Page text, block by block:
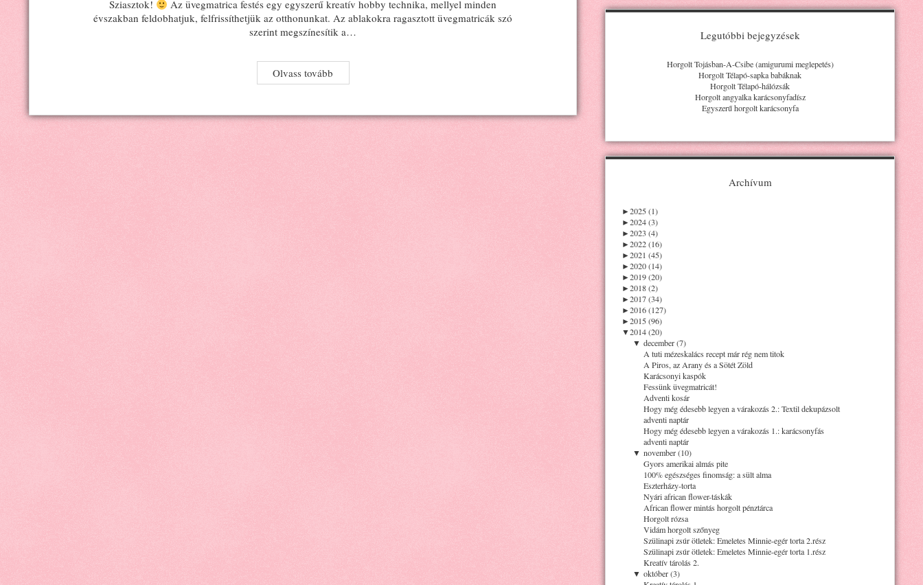
Sziasztok!
Az üvegmatrica festés egy egyszerű kreatív hobby technika, mellyel minden
évszakban feldobhatjuk, felfrissíthetjük az otthonunkat. Az ablakokra ragasztott üvegmatricák szó
szerint megszínesítik a…
Olvass tovább
üvegmatricát!
Legutóbbi bejegyzések
Horgolt Tojásban-A-Csibe (amigurumi meglepetés)
Horgolt Télapó-sapka babáknak
Horgolt Télapó-hálózsák
Horgolt angyalka karácsonyfadísz
Egyszerű horgolt karácsonyfa
Archívum
►2025 (1)
►2024 (3)
►2023 (4)
►2022 (16)
►2021 (45)
►2020 (14)
►2019 (20)
►2018 (2)
►2017 (34)
►2016 (127)
►2015 (96)
▼2014 (20)
▼ december (7)
A tuti mézeskalács recept már rég nem titok
A Piros, az Arany és a Sötét Zöld
Karácsonyi kaspók
Fessünk üvegmatricát!
Adventi kosár
Hogy még édesebb legyen a várakozás 2.: Textil dekupázsolt
adventi naptár
Hogy még édesebb legyen a várakozás 1.: karácsonyfás
adventi naptár
▼ november (10)
Gyors amerikai almás pite
100% egészséges finomság: a sült alma
Eszterházy-torta
Nyári african flower-táskák
African flower mintás horgolt pénztárca
Horgolt rózsa
Vidám horgolt szőnyeg
Szülinapi zsúr ötletek: Emeletes Minnie-egér torta 2.rész
Szülinapi zsúr ötletek: Emeletes Minnie-egér torta 1.rész
Kreatív tárolás 2.
▼ október (3)